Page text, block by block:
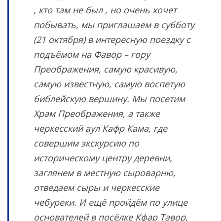
, кто там не был , но очень хочет
побывать, мы приглашаем в субботу
(21 октября) в интересную поездку с
подъёмом на Фавор – гору
Преображения, самую красивую,
самую известную, самую воспетую
библейскую вершину. Мы посетим
Храм Преображения, а также
черкесский аул Кафр Кама, где
совершим экскурсию по
историческому центру деревни,
заглянем в местную сыроварню,
отведаем сыры и черкесские
чебуреки. И ещё пройдём по улице
основателей в посёлке Кфар Тавор,